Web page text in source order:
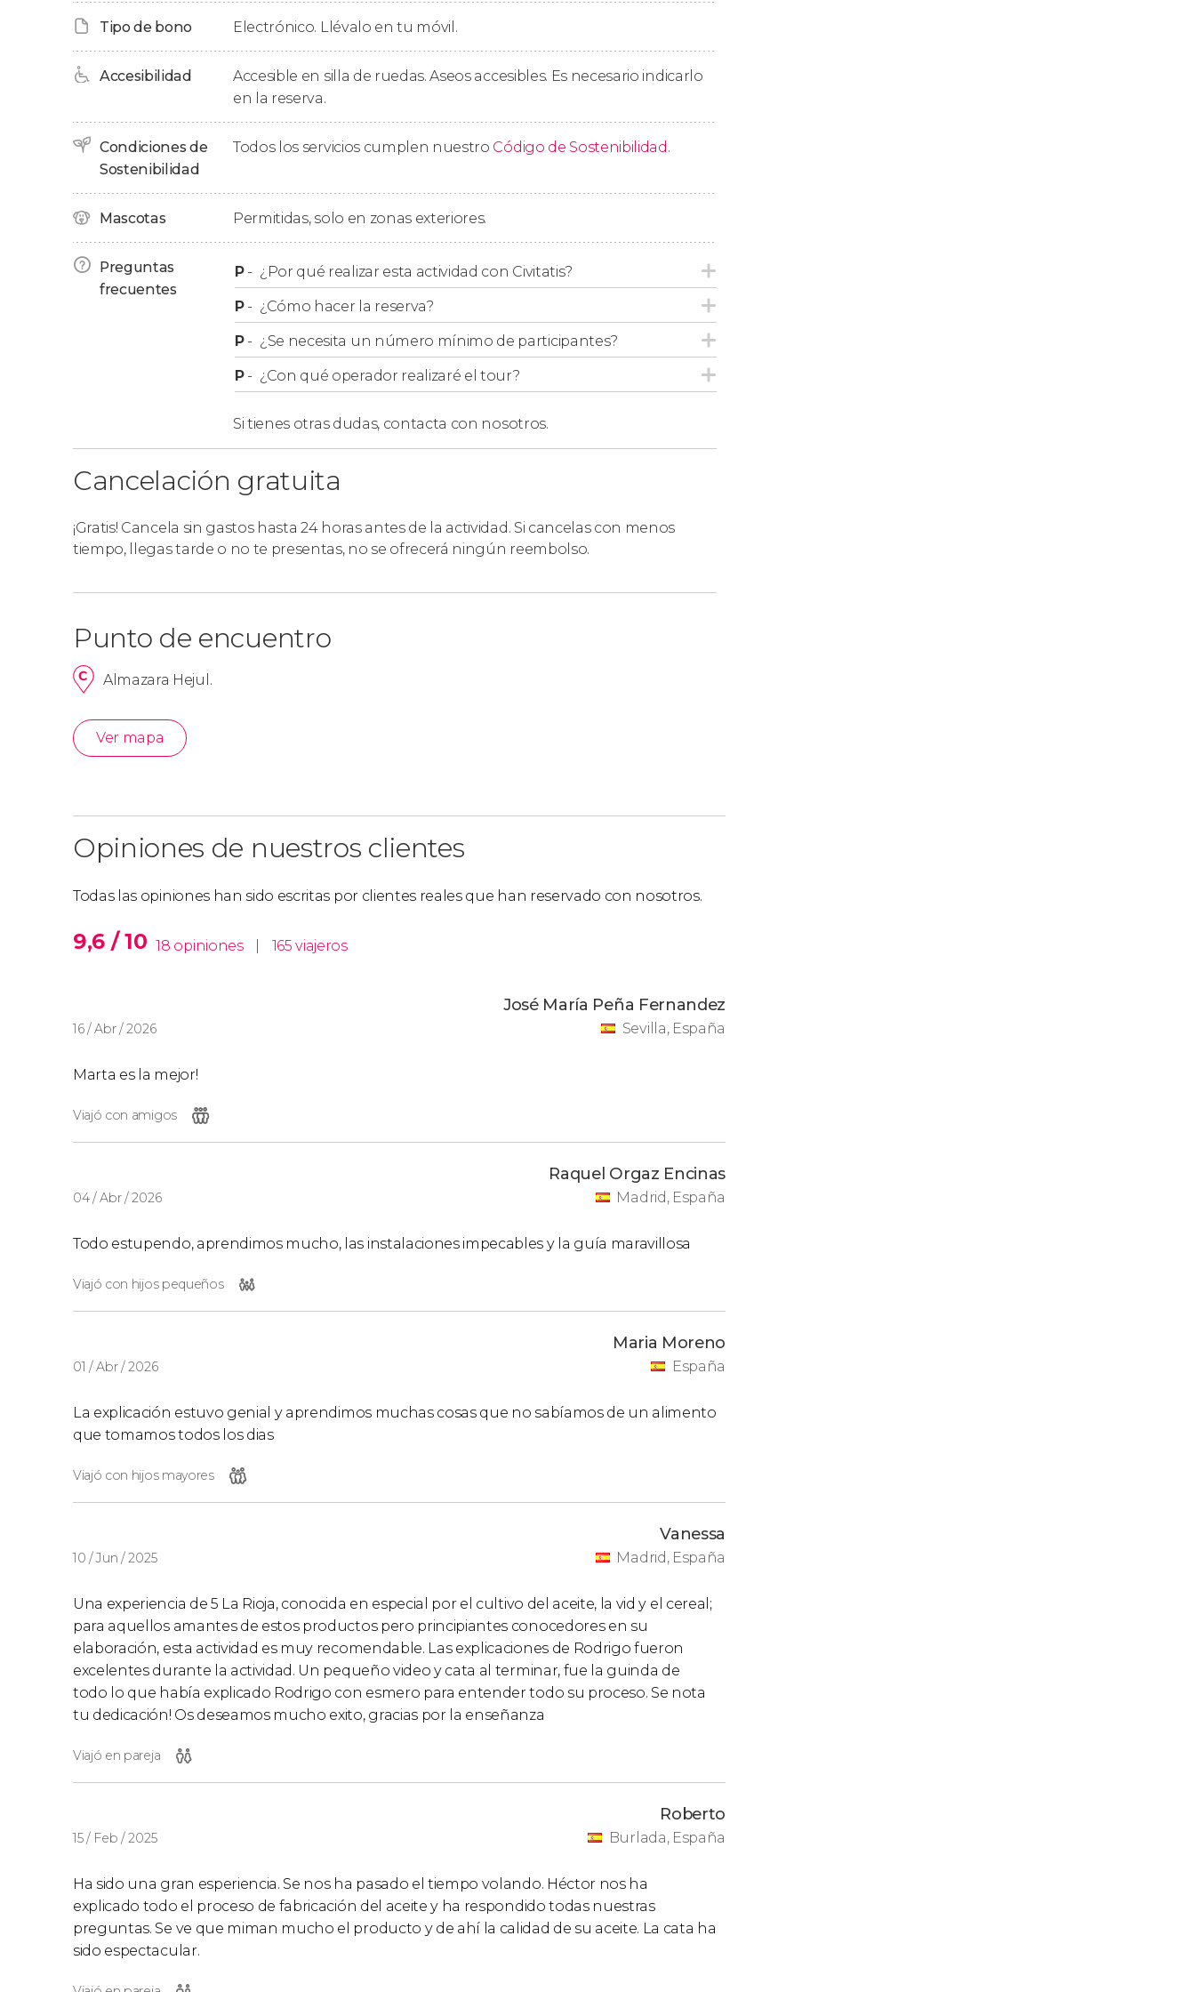
Después, realizaremos unacata de AOVES en la que, además de aprender a distinguir
unas clases de otras, conoceremos cuáles son los principales criterios para evaluar su
calidad. En esta cata probaremos lasvariedades Arbequina y Picual
visita por la almazara Hejul con una
degustación de aceitunas.
Tipo de bono Electrónico. Llévalo en tu móvil.
Accesibilidad
Accesible en silla de ruedas. Aseos accesibles. Es necesario indicarlo
en la reserva.
Condiciones de
Sostenibilidad
Todos los servicios cumplen nuestro Código de Sostenibilidad .
Mascotas Permitidas, solo en zonas exteriores.
Preguntas
frecuentes
P- ¿Por qué realizar esta actividad con Civitatis?
P- ¿Cómo hacer la reserva?
P- ¿Se necesita un número mínimo de participantes?
P- ¿Con qué operador realizaré el tour?
Si tienes otras dudas, contacta con nosotros.
Cancelación gratuita
¡Gratis! Cancela sin gastos hasta 24 horas antes de la actividad. Si cancelas con menos
tiempo, llegas tarde o no te presentas, no se ofrecerá ningún reembolso.
Punto de encuentro
Almazara Hejul.
Ver mapa
Opiniones de nuestros clientes
Todas las opiniones han sido escritas por clientes reales que han reservado con nosotros.
9,6 / 10 18 opiniones 165 viajeros
16 / Abr / 2026
José María Peña Fernandez
Sevilla, España
Marta es la mejor!
Viajó con amigos
04 / Abr / 2026
Raquel Orgaz Encinas
Madrid, España
Todo estupendo, aprendimos mucho, las instalaciones impecables y la guía maravillosa
Viajó con hijos pequeños
01 / Abr / 2026
Maria Moreno
España
La explicación estuvo genial y aprendimos muchas cosas que no sabíamos de un alimento
que tomamos todos los dias
Viajó con hijos mayores
10 / Jun / 2025
Vanessa
Madrid, España
Una experiencia de 5 La Rioja, conocida en especial por el cultivo del aceite, la vid y el cereal;
para aquellos amantes de estos productos pero principiantes conocedores en su
elaboración, esta actividad es muy recomendable. Las explicaciones de Rodrigo fueron
excelentes durante la actividad. Un pequeño video y cata al terminar, fue la guinda de
todo lo que había explicado Rodrigo con esmero para entender todo su proceso. Se nota
tu dedicación! Os deseamos mucho exito, gracias por la enseñanza
Viajó en pareja
15 / Feb / 2025
Roberto
Burlada, España
Ha sido una gran esperiencia. Se nos ha pasado el tiempo volando. Héctor nos ha
explicado todo el proceso de fabricación del aceite y ha respondido todas nuestras
preguntas. Se ve que miman mucho el producto y de ahí la calidad de su aceite. La cata ha
sido espectacular.